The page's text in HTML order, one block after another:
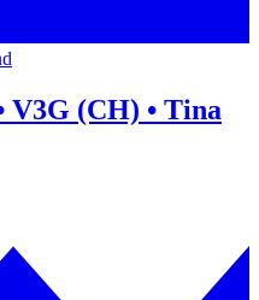
V3G (CH) • Tina